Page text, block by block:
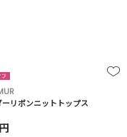
ーリボンニットトップス